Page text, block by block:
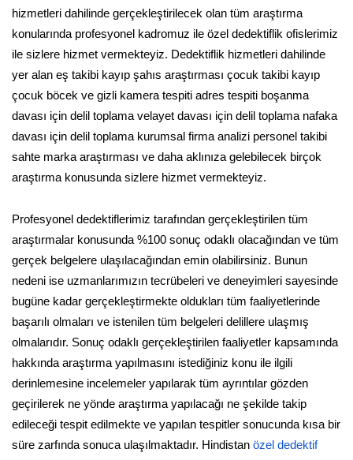
hizmetleri dahilinde gerçekleştirilecek olan tüm araştırma
konularında profesyonel kadromuz ile özel dedektiflik ofislerimiz
ile sizlere hizmet vermekteyiz. Dedektiflik hizmetleri dahilinde
yer alan eş takibi kayıp şahıs araştırması çocuk takibi kayıp
çocuk böcek ve gizli kamera tespiti adres tespiti boşanma
davası için delil toplama velayet davası için delil toplama nafaka
davası için delil toplama kurumsal firma analizi personel takibi
sahte marka araştırması ve daha aklınıza gelebilecek birçok
araştırma konusunda sizlere hizmet vermekteyiz.
Profesyonel dedektiflerimiz tarafından gerçekleştirilen tüm
araştırmalar konusunda %100 sonuç odaklı olacağından ve tüm
gerçek belgelere ulaşılacağından emin olabilirsiniz. Bunun
nedeni ise uzmanlarımızın tecrübeleri ve deneyimleri sayesinde
bugüne kadar gerçekleştirmekte oldukları tüm faaliyetlerinde
başarılı olmaları ve istenilen tüm belgeleri delillere ulaşmış
olmalarıdır. Sonuç odaklı gerçekleştirilen faaliyetler kapsamında
hakkında araştırma yapılmasını istediğiniz konu ile ilgili
derinlemesine incelemeler yapılarak tüm ayrıntılar gözden
geçirilerek ne yönde araştırma yapılacağı ne şekilde takip
edileceği tespit edilmekte ve yapılan tespitler sonucunda kısa bir
süre zarfında sonuca ulaşılmaktadır. Hindistan özel dedektif